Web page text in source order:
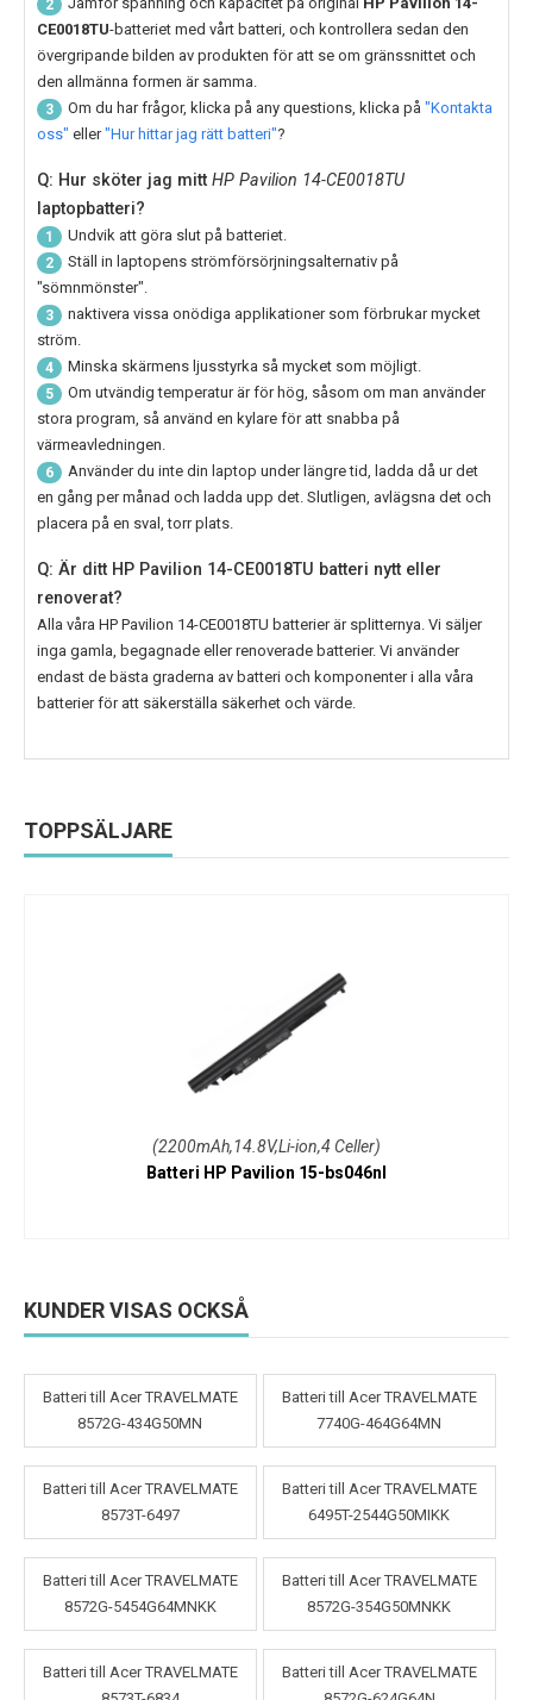
2
CE0018TU-batteriet med vårt batteri, och kontrollera sedan den
övergripande bilden av produkten för att se om gränssnittet och
den allmänna formen är samma.
3 Om du har frågor, klicka på any questions, klicka på "Kontakta
oss" eller"Hur hittar jag rätt batteri"?
Q: Hur sköter jag mitt HP Pavilion 14-CE0018TU
laptopbatteri?
1 Undvik att göra slut på batteriet.
2
Ställ in laptopens strömförsörjningsalternativ på
"sömnmönster".
3
naktivera vissa onödiga applikationer som förbrukar mycket
ström.
4 Minska skärmens ljusstyrka så mycket som möjligt.
5
Om utvändig temperatur är för hög, såsom om man använder
stora program, så använd en kylare för att snabba på
värmeavledningen.
6
Använder du inte din laptop under längre tid, ladda då ur det
en gång per månad och ladda upp det. Slutligen, avlägsna det och
placera på en sval, torr plats.
Q: Är ditt HP Pavilion 14-CE0018TU batteri nytt eller
renoverat?
Alla våra HP Pavilion 14-CE0018TU batterier är splitternya. Vi säljer
inga gamla, begagnade eller renoverade batterier. Vi använder
endast de bästa graderna av batteri och komponenter i alla våra
batterier för att säkerställa säkerhet och värde.
TOPPSÄLJARE
(2200mAh,14.8V,Li-ion,4 Celler)
Batteri HP Pavilion 15-bs046nl
KUNDER VISAS OCKSÅ
Batteri till Acer TRAVELMATE
8572G-434G50MN
Batteri till Acer TRAVELMATE
7740G-464G64MN
Batteri till Acer TRAVELMATE
8573T-6497
Batteri till Acer TRAVELMATE
6495T-2544G50MIKK
Batteri till Acer TRAVELMATE
8572G-5454G64MNKK
Batteri till Acer TRAVELMATE
8572G-354G50MNKK
Batteri till Acer TRAVELMATE
Batteri till Acer TRAVELMATE